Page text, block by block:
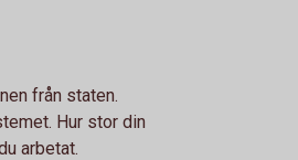
från staten.
Hur stor din
arbetat.